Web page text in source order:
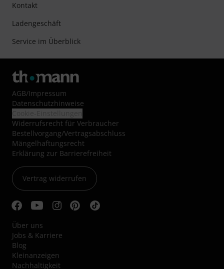
Kontakt
Ladengeschäft
Service im Überblick
AGB/Impressum
Datenschutzhinweise
Widerrufsrecht für Verbraucher
Bestellvorgang/Vertragsabschluss
Mängelhaftungsrecht
Erklärung zur Barrierefreiheit
Vertrag widerrufen
Über uns
Jobs & Karriere
Blog
Kleinanzeigen
Nachhaltigkeit